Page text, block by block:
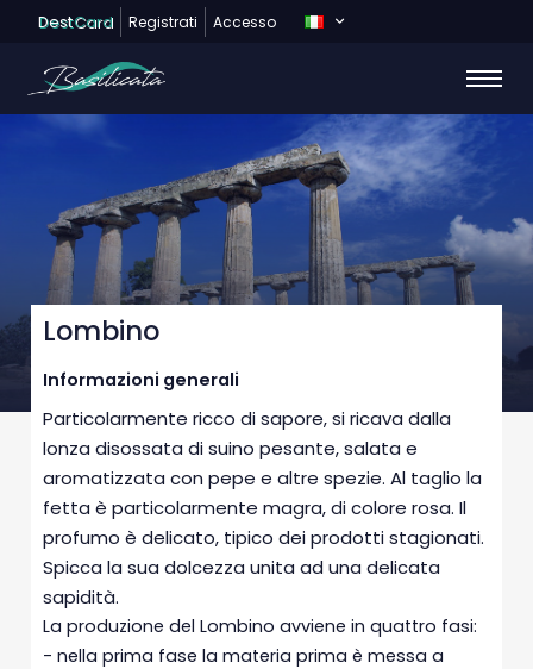
DestCard Registrati Accesso
Lombino
Informazioni generali
Particolarmente ricco di sapore, si ricava dalla
lonza disossata di suino pesante, salata e
aromatizzata con pepe e altre spezie. Al taglio la
fetta è particolarmente magra, di colore rosa. Il
profumo è delicato, tipico dei prodotti stagionati.
Spicca la sua dolcezza unita ad una delicata
sapidità.
La produzione del Lombino avviene in quattro fasi:
- nella prima fase la materia prima è messa a